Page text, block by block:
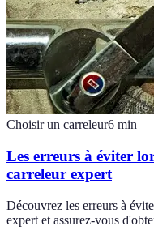
Choisir un carreleur6 min
Les erreurs à éviter
carreleur expert
Découvrez les erreurs à
expert et assurez-vous